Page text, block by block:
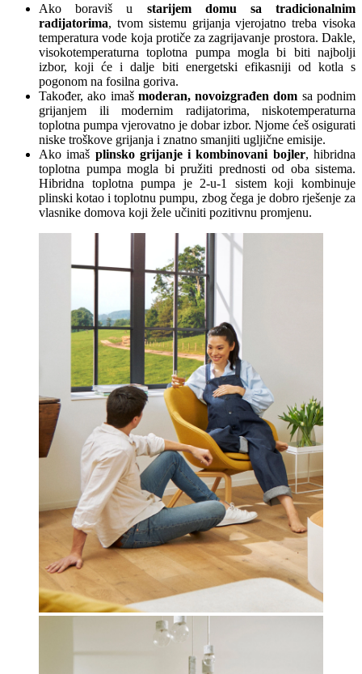
Ako boraviš u starijem domu sa tradicionalnim
radijatorima, tvom sistemu grijanja vjerojatno treba visoka
temperatura vode koja protiče za zagrijavanje prostora. Dakle,
visokotemperaturna toplotna pumpa mogla bi biti najbolji
izbor, koji će i dalje biti energetski efikasniji od kotla s
pogonom na fosilna goriva.
Također, ako imaš moderan, novoizgrađen dom sa podnim
grijanjem ili modernim radijatorima, niskotemperaturna
toplotna pumpa vjerovatno je dobar izbor. Njome ćeš osigurati
niske troškove grijanja i znatno smanjiti ugljične emisije.
Ako imaš plinsko grijanje i kombinovani bojler, hibridna
toplotna pumpa mogla bi pružiti prednosti od oba sistema.
Hibridna toplotna pumpa je 2-u-1 sistem koji kombinuje
plinski kotao i toplotnu pumpu, zbog čega je dobro rješenje za
vlasnike domova koji žele učiniti pozitivnu promjenu.